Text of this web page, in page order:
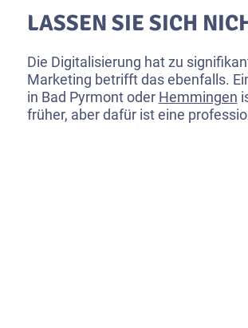
LASSEN SIE SICH
Die Digitalisierung hat zu
Marketing betrifft das ebenfalls.
in Bad Pyrmont oder Hemmingen
früher, aber dafür ist eine